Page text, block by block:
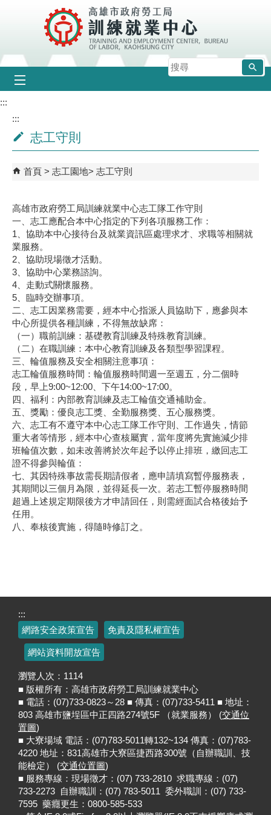
跳到主要內容區塊
搜
尋
:::
:::
志工守則
首頁 志工園地 志工守則
高雄市政府勞工局訓練就業中心志工隊工作守則
一、志工應配合本中心指定的下列各項服務工作：
1、協助本中心接待台及就業資訊區處理求才、求職等相關就
業服務。
2、協助現場徵才活動。
3、協助中心業務諮詢。
4、走動式關懷服務。
5、臨時交辦事項。
二、志工因業務需要，經本中心指派人員協助下，應參與本
中心所提供各種訓練，不得無故缺席：
（一）職前訓練：基礎教育訓練及特殊教育訓練。
（二）在職訓練：本中心教育訓練及各類型學習課程。
三、輪值服務及安全相關注意事項：
志工輪值服務時間：輪值服務時間週一至週五，分二個時
段，早上9:00~12:00、下午14:00~17:00。
四、福利：內部教育訓練及志工輪值交通補助金。
五、獎勵：優良志工獎、全勤服務獎、五心服務獎。
六、志工有不遵守本中心志工隊工作守則、工作過失，情節
重大者等情形，經本中心查核屬實，當年度將先實施減少排
班輪值次數，如未改善將於次年起予以停止排班，繳回志工
證不得參與輪值：
七、其因特殊事故需長期請假者，應申請填寫暫停服務表，
其期間以三個月為限，並得延長一次。若志工暫停服務時間
超過上述規定期限後方才申請回任，則需經面試合格後始予
任用。
八、奉核後實施，得隨時修訂之。
:::
網路安全政策宣告
免責及隱私權宣告
網站資料開放宣告
瀏覽人次： 1114
■ 版權所有：高雄市政府勞工局訓練就業中心
■ 電話：(07)733-0823～28 ■ 傳真：(07)733-5411 ■ 地址：
803 高雄市鹽埕區中正四路274號5F （就業服務） (交通位
置圖)
■ 大寮場域 電話：(07)783-5011轉132~134 傳真：(07)783-
4220 地址：831高雄市大寮區捷西路300號（自辦職訓、技
能檢定） (交通位置圖)
■ 服務專線：現場徵才：(07) 733-2810 求職專線：(07)
733-2273 自辦職訓：(07) 783-5011 委外職訓：(07) 733-
7595 藥癮更生：0800-585-533